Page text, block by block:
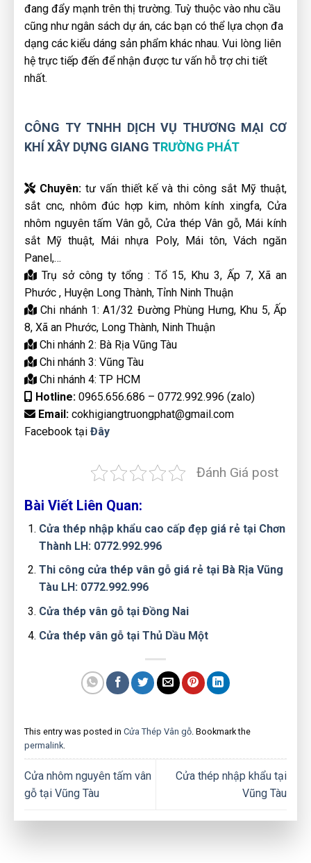
đang đẩy mạnh trên thị trường. Tuỳ thuộc vào nhu cầu
cũng như ngân sách dự án, các bạn có thể lựa chọn đa
dạng các kiểu dáng sản phẩm khác nhau. Vui lòng liên
hệ trực tiếp đến để nhận được tư vấn hỗ trợ chi tiết
nhất.
CÔNG TY TNHH DỊCH VỤ THƯƠNG MẠI CƠ
KHÍ XÂY DỰNG GIANG TRƯỜNG PHÁT
Chuyên: tư vấn thiết kế và thi công sắt Mỹ thuật,
sắt cnc, nhôm đúc hợp kim, nhôm kính xingfa, Cửa
nhôm nguyên tấm Vân gỗ, Cửa thép Vân gỗ, Mái kính
sắt Mỹ thuật, Mái nhựa Poly, Mái tôn, Vách ngăn
Panel,…
Trụ sở công ty tổng : Tổ 15, Khu 3, Ấp 7, Xã an
Phước , Huyện Long Thành, Tỉnh Ninh Thuận
Chi nhánh 1: A1/32 Đường Phùng Hưng, Khu 5, Ấp
8, Xã an Phước, Long Thành, Ninh Thuận
Chi nhánh 2: Bà Rịa Vũng Tàu
Chi nhánh 3: Vũng Tàu
Chi nhánh 4: TP HCM
Hotline: 0965.656.686 – 0772.992.996 (zalo)
Email: cokhigiangtruongphat@gmail.com
Facebook tại Đây
Đánh Giá post
Bài Viết Liên Quan:
Cửa thép nhập khẩu cao cấp đẹp giá rẻ tại Chơn
Thành LH: 0772.992.996
Thi công cửa thép vân gỗ giá rẻ tại Bà Rịa Vũng
Tàu LH: 0772.992.996
Cửa thép vân gỗ tại Đồng Nai
Cửa thép vân gỗ tại Thủ Dầu Một
This entry was posted in Cửa Thép Vân gỗ . Bookmark the
permalink
Cửa nhôm nguyên tấm vân
gỗ tại Vũng Tàu
Cửa thép nhập khẩu tại
Vũng Tàu